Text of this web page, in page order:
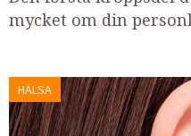
mycket om din
HÄLSA